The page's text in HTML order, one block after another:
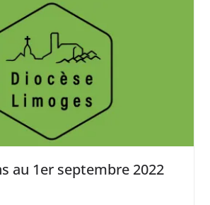
au 1er septembre 2022